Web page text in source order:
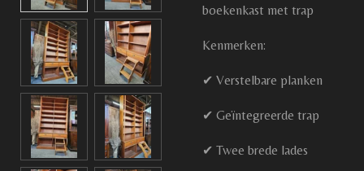
boekenkast met trap
Kenmerken:
✔ Verstelbare planken
✔ Geïntegreerde trap
✔ Twee brede lades